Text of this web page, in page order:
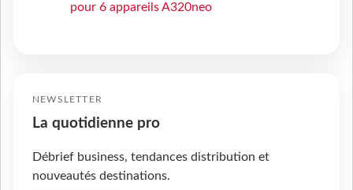
pour 6 appareils A320neo
NEWSLETTER
La quotidienne pro
Débrief business, tendances distribution et
nouveautés destinations.